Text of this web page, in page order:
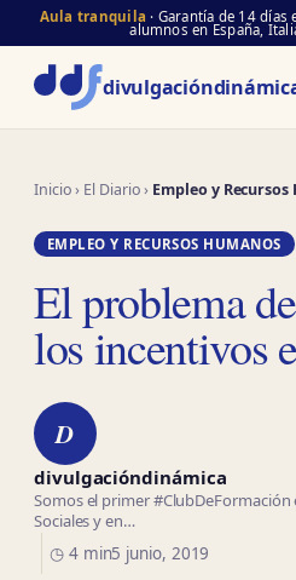
Aula tranquila · Garantía de 14
alumnos en España,
divulgación
Inicio› El Diario› Empleo y Recursos
EMPLEO Y RECURSOS HUMANOS
El problema
los incentivos
D
divulgacióndinámica
Somos el primer #ClubDeFormación
Sociales y en…
◷ 4 min5 junio, 2019